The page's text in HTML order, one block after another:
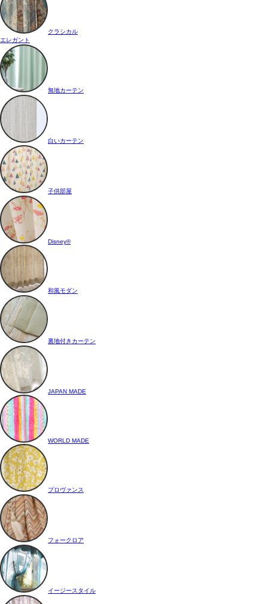
クラシカル
エレガント
無地カーテン
白いカーテン
子供部屋
Disney®
和風モダン
裏地付きカーテン
JAPAN MADE
WORLD MADE
プロヴァンス
フォークロア
イージースタイル